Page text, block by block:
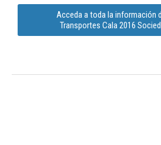
Acceda a toda la información
Transportes Cala 2016